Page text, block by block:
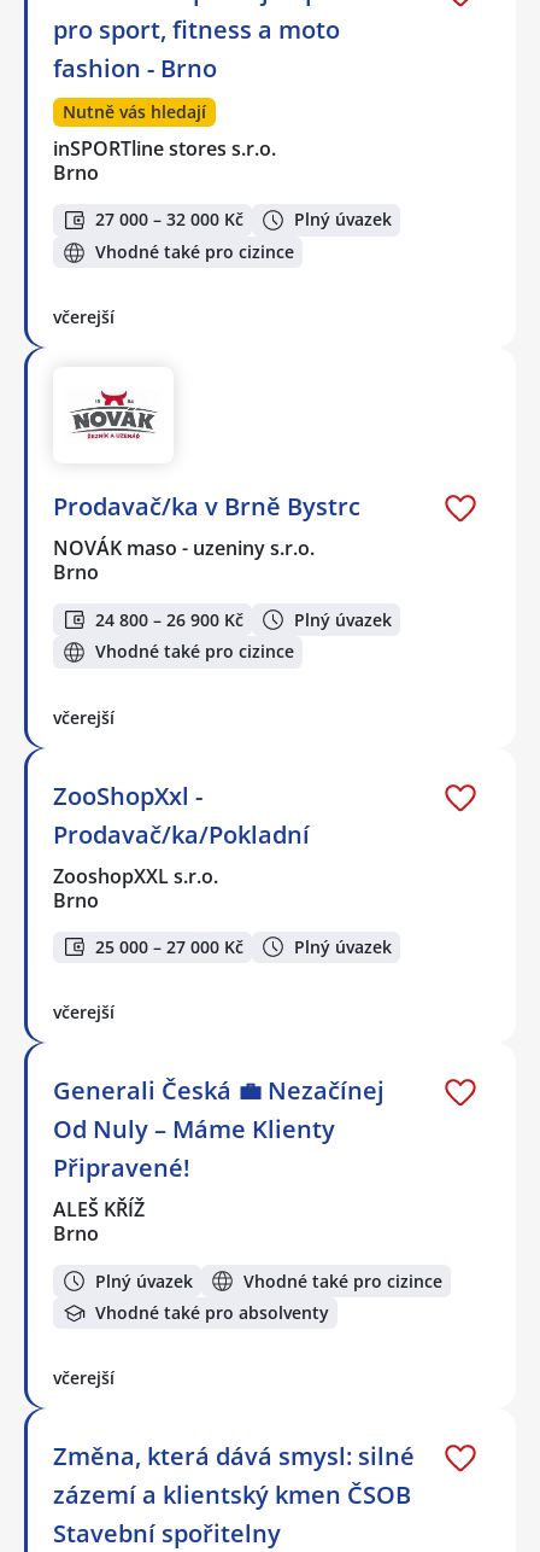
pro sport, fitness a moto
fashion - Brno
Nutně vás hledají
inSPORTline stores s.r.o.
Brno
27 000 – 32 000 Kč
Plný úvazek
Vhodné také pro cizince
včerejší
Prodavač/ka v Brně Bystrc
NOVÁK maso - uzeniny s.r.o.
Brno
24 800 – 26 900 Kč
Plný úvazek
Vhodné také pro cizince
včerejší
ZooShopXxl -
Prodavač/ka/Pokladní
ZooshopXXL s.r.o.
Brno
25 000 – 27 000 Kč Plný úvazek
včerejší
Generali Česká 💼 Nezačínej
Od Nuly – Máme Klienty
Připravené!
ALEŠ KŘÍŽ
Brno
Plný úvazek
Vhodné také pro cizince
Vhodné také pro absolventy
včerejší
Změna, která dává smysl: silné
zázemí a klientský kmen ČSOB
Stavební spořitelny